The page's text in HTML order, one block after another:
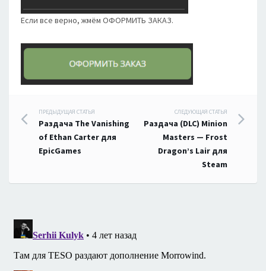
Если все верно, жмём ОФОРМИТЬ ЗАКАЗ.
Навигация
по
ПРЕДЫДУЩАЯ СТАТЬЯ
Раздача The Vanishing
of Ethan Carter для
EpicGames
СЛЕДУЮЩАЯ СТАТЬЯ
Раздача (DLC) Minion
Masters — Frost
Dragon’s Lair для
Steam